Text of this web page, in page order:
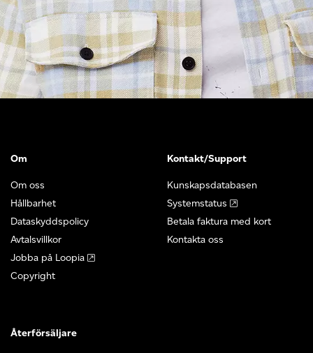
Om
Om oss
Hållbarhet
Dataskyddspolicy
Avtalsvillkor
Jobba på Loopia
Copyright
Kontakt/Support
Kunskapsdatabasen
Systemstatus
Betala faktura med kort
Kontakta oss
Återförsäljare